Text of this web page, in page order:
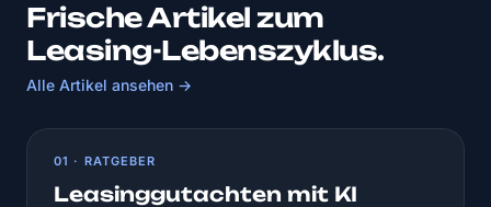
Frische Artikel zum
Leasing-Lebenszyklus.
Alle Artikel ansehen →
01 · RATGEBER
Leasinggutachten mit KI